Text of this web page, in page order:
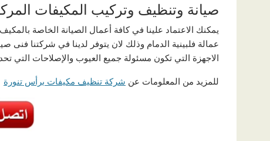
صيانة وتنظيف وتركيب المكيفات
يمكنك الاعتماد علينا في كافة أعمال الصيانة الخاصة
عمالة فلبينية الدمام وذلك لان يتوفر لدينا في شركتنا
الاجهزة التي تكون مسئولة جميع العيوب والإصلاحات
للمزيد من المعلومات عن شركة تنظيف مكيفات برأس تنورة